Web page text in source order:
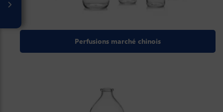
Perfusions marché chinois